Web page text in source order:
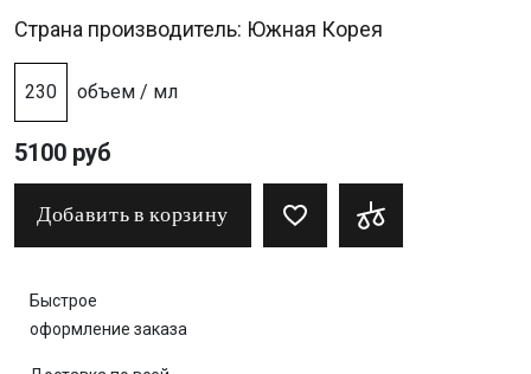
Страна производитель: Южная Корея
230 объем / мл
5100 руб
Добавить в корзину
Быстрое
оформление заказа